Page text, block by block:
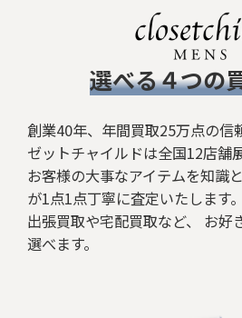
選べる４つの
創業40年、年間買取25万点の信
ゼットチャイルドは全国12店舗
お客様の大事なアイテムを知識
が1点1点丁寧に査定いたします。
出張買取や宅配買取など、 お好
選べます。